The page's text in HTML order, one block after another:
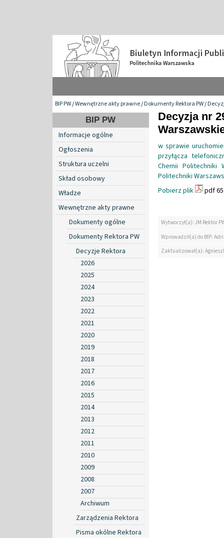
BIP PW/Wewnętrzne akty prawne/Dokumenty Rektora PW/
BIP PW
Informacje ogólne
Ogłoszenia
Struktura uczelni
Skład osobowy
Władze
Wewnętrzne akty prawne
Dokumenty ogólne
Dokumenty Rektora PW
Decyzje Rektora
2026
2025
2024
2023
2022
2021
2020
2019
2018
2017
2016
2015
2014
2013
2012
2011
2010
2009
2008
2007
Archiwum
Zarządzenia Rektora
Pisma okólne Rektora
Decyzja nr
w sprawie
przyłącza
Chemii Politechniki
Politechniki
Pobierz plik
pdf
Wytworzył(a): JM Rektor
Wprowadził(a) do BIP:
Zaktualizował(a):